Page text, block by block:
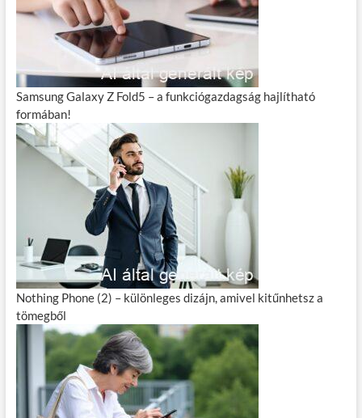
Samsung Galaxy Z Fold5 – a funkciógazdagság hajlítható
formában!
Nothing Phone (2) – különleges dizájn, amivel kitűnhetsz a
tömegből